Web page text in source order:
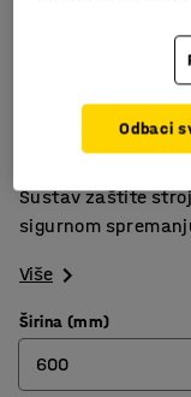
Jednostavna
Fleksibilan
Dostupno u
Panel s mrežom
Sustav zaštite
sigurnom
Više
Širina (mm)
600
Odbaci